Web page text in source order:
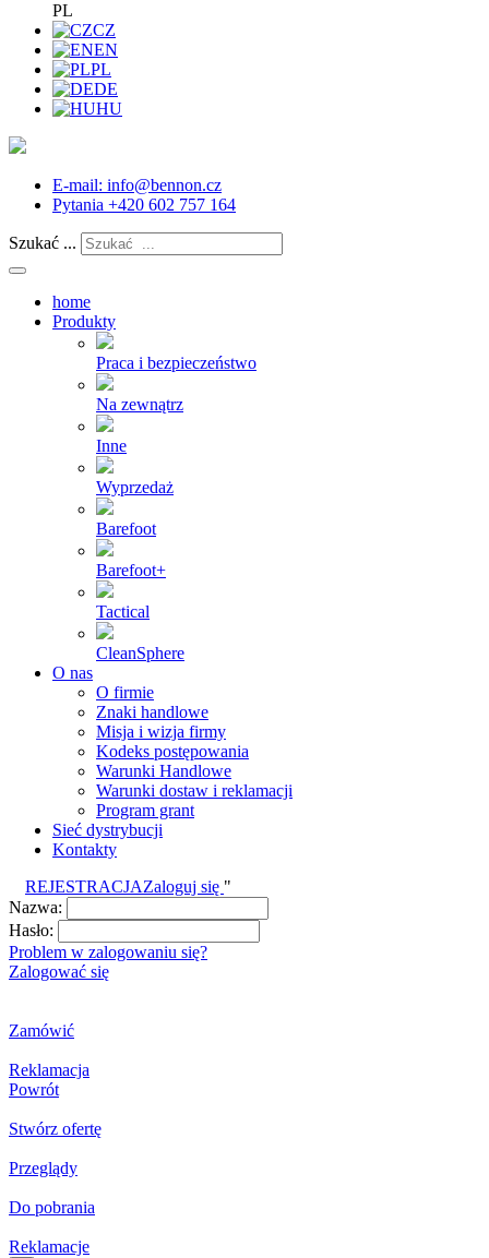
PL
CZ
EN
PL
DE
HU
E-mail: info@bennon.cz
Pytania +420 602 757 164
Szukać ...
home
Produkty
Praca i bezpieczeństwo
Na zewnątrz
Inne
Wyprzedaż
Barefoot
Barefoot+
Tactical
CleanSphere
O nas
O firmie
Znaki handlowe
Misja i wizja firmy
Kodeks postępowania
Warunki Handlowe
Warunki dostaw i reklamacji
Program grant
Sieć dystrybucji
Kontakty
REJESTRACJAZaloguj się "
Nazwa:
Hasło:
Problem w zalogowaniu się?
Zalogować się
Zamówić
Reklamacja
Powrót
Stwórz ofertę
Przeglądy
Do pobrania
Reklamacje